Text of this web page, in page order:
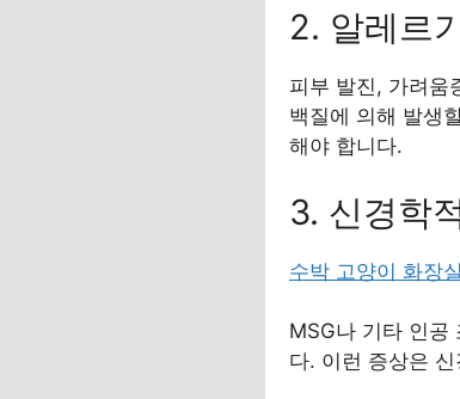
2. 알레르
피부 발진, 가려움
백질에 의해 발생
해야 합니다.
3. 신경학
수박 고양이 화장
MSG나 기타 인공
다. 이런 증상은